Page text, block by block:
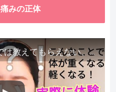
みの正体
【究極の気付き】病院では教えてもらえない、その長年悩んできた痛み、症状、どうして治らないのか？痛みの正体、実際に今すぐ試して知ってほしい。